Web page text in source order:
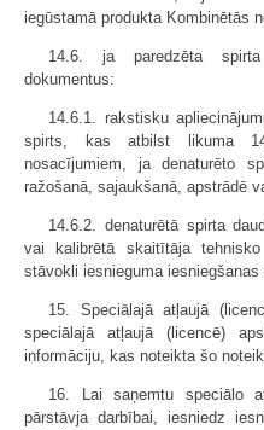
iegūstamā produkta Kombinētās
14.6. ja paredzēta spirta
dokumentus:
14.6.1. rakstisku
spirts, kas atbilst likuma
nosacījumiem, ja denaturēto
ražošanā, sajaukšanā, apstrādē
14.6.2. denaturētā spirta
vai kalibrētā skaitītāja
stāvokli iesnieguma iesniegšanas
15. Speciālajā atļaujā
speciālajā atļaujā (licencē)
informāciju, kas noteikta šo
16. Lai saņemtu speciālo
pārstāvja darbībai, iesniedz